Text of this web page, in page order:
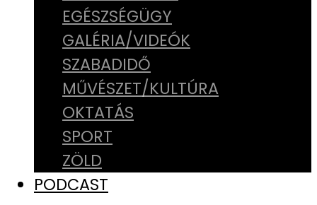
EGÉSZSÉGÜGY
GALÉRIA/VIDEÓK
SZABADIDŐ
MŰVÉSZET/KULTÚRA
OKTATÁS
SPORT
ZÖLD
PODCAST